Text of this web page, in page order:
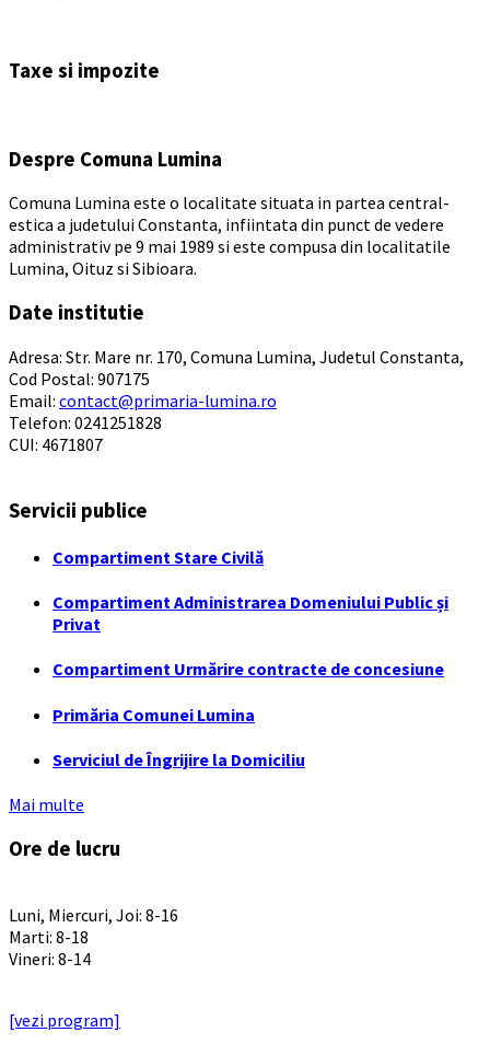
calendar
Taxe si impozite
Despre Comuna Lumina
Comuna Lumina este o localitate situata in partea central-
estica a judetului Constanta, infiintata din punct de vedere
administrativ pe 9 mai 1989 si este compusa din localitatile
Lumina, Oituz si Sibioara.
Date institutie
Adresa: Str. Mare nr. 170, Comuna Lumina, Judetul Constanta,
Cod Postal: 907175
Email: contact@primaria-lumina.ro
Telefon: 0241251828
CUI: 4671807
Servicii publice
Compartiment Stare Civilă
Compartiment Administrarea Domeniului Public și
Privat
Compartiment Urmărire contracte de concesiune
Primăria Comunei Lumina
Serviciul de Îngrijire la Domiciliu
Mai multe
Ore de lucru
Luni, Miercuri, Joi: 8-16
Marti: 8-18
Vineri: 8-14
[vezi program]